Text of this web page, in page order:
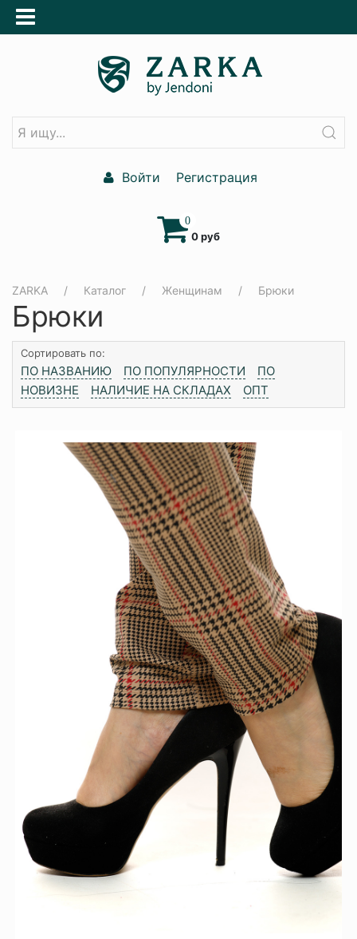
Войти Регистрация
0
0 руб
ZARKA Каталог Женщинам Брюки
Брюки
Сортировать по:
ПО НАЗВАНИЮ ПО ПОПУЛЯРНОСТИ
ПО
НОВИЗНЕ
НАЛИЧИЕ НА СКЛАДАХ ОПТ